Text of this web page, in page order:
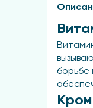
борьбе